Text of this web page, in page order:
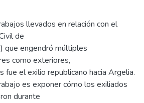
llevados en relación con el
de
engendró múltiples
como exteriores,
fue el exilio republicano hacia Argelia.
es exponer cómo los exiliados
durante